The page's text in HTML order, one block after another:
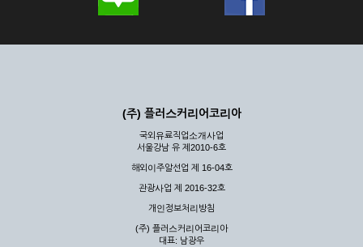
(주) 플러스커리어코리아
국외유료직업소개사업
서울강남 유 제2010-6호
해외이주알선업 제 16-04호
관광사업 제 2016-32호
개인정보처리방침
(주) 플러스커리어코리아
대표: 남광우